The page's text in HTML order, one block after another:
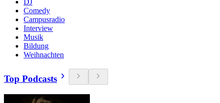
DJ
Comedy
Campusradio
Interview
Musik
Bildung
Weihnachten
Top Podcasts